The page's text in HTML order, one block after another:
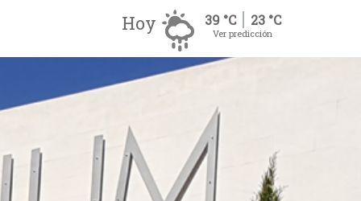
Hoy 39 °C 23 °C
Ver predicción